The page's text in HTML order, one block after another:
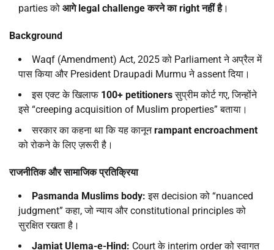
parties को आगेlegal challengeकरने काrightनहीं है।
Background
Waqf (Amendment) Act, 2025 को Parliament ने अप्रैल में
पास किया और President Draupadi Murmu ने assent दिया।
इस एक्ट के खिलाफ 100+ petitionersसुप्रीम कोर्ट गए, जिन्होंने
इसे “creeping acquisition of Muslim properties” बताया।
सरकार का कहना था कि यह कानूनrampant encroachment
को रोकने के लिए ज़रूरी है।
राजनीतिक और सामाजिक प्रतिक्रिया
Pasmanda Muslims body: इस decision को “nuanced
judgment” कहा, जो न्याय और constitutional principles को
सुरक्षित रखता है।
Jamiat Ulema-e-Hind: Court के interim order को स्वागत